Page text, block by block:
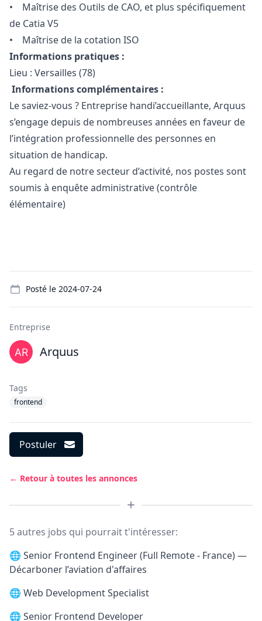
• Maîtrise des Outils de CAO, et plus spécifiquement
de Catia V5
• Maîtrise de la cotation ISO
Informations pratiques :
Lieu : Versailles (78)
Informations complémentaires :
Le saviez-vous ? Entreprise handi’accueillante, Arquus
s’engage depuis de nombreuses années en faveur de
l’intégration professionnelle des personnes en
situation de handicap.
Au regard de notre secteur d’activité, nos postes sont
soumis à enquête administrative (contrôle
élémentaire)
Posté le 2024-07-24
Entreprise
Arquus
Tags
frontend
Postuler
← Retour à toutes les annonces
5 autres jobs qui pourrait t'intéresser:
🌐 Senior Frontend Engineer (Full Remote - France) —
Décarboner l’aviation d'affaires
🌐 Web Development Specialist
🌐 Senior Frontend Developer